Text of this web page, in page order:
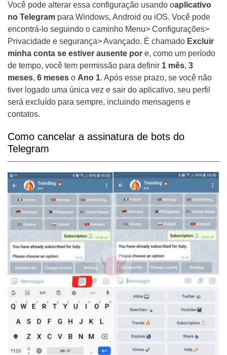
Você pode alterar essa configuração usando oaplicativo
no Telegram para Windows, Android ou iOS. Você pode
encontrá-lo seguindo o caminho Menu> Configurações>
Privacidade e segurança> Avançado. É chamado Excluir
minha conta se estiver ausente por e, como um período
de tempo, você tem permissão para definir 1 mês, 3
meses, 6 meses o Ano 1. Após esse prazo, se você não
tiver logado uma única vez e sair do aplicativo, seu perfil
será excluído para sempre, incluindo mensagens e
contatos.
Como cancelar a assinatura de bots do
Telegram